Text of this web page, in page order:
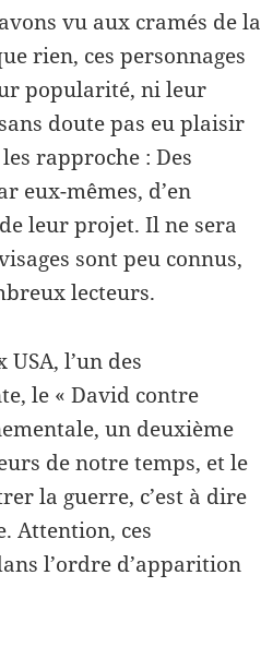
vu aux cramés de la
rien, ces personnages
popularité, ni leur
doute pas eu plaisir
rapproche : Des
eux-mêmes, d’en
leur projet. Il ne sera
sont peu connus,
lecteurs.
l’un des
le « David contre
un deuxième
de notre temps, et le
la guerre, c’est à dire
Attention, ces
l’ordre d’apparition